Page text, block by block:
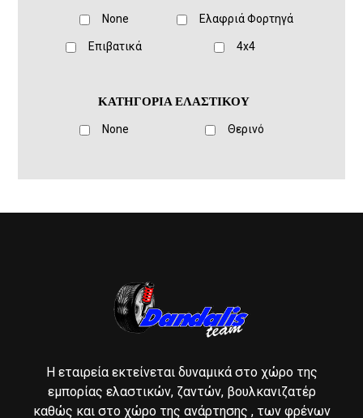
None Ελαφριά Φορτηγά
Eπιβατικά 4x4
ΚΑΤΗΓΟΡΙΑ ΕΛΑΣΤΙΚΟΥ
None Θερινό
Η εταιρεία εκτείνεται δυναμικά στο χώρο της
εμπορίας ελαστικών, ζαντών, βουλκανιζατέρ
καθώς και στο χώρο της ανάρτησης , των φρένων